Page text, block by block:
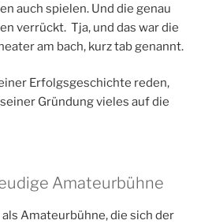
auch spielen. Und die genau
verrückt. Tja, und das war die
am bach, kurz tab genannt.
Erfolgsgeschichte reden,
Gründung vieles auf die
Amateurbühne
Amateurbühne, die sich der